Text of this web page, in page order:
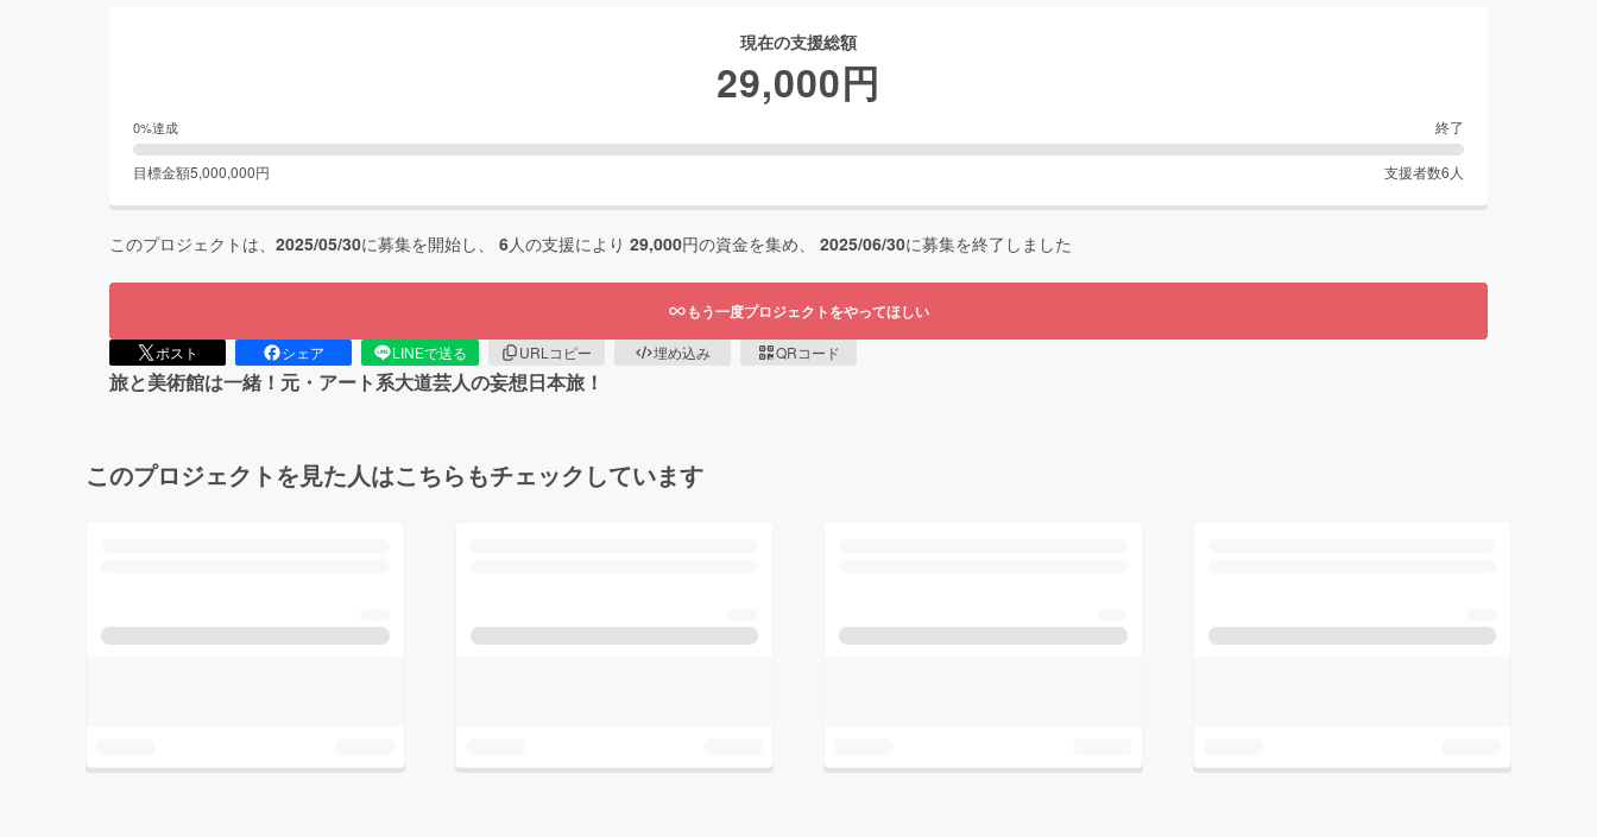
現在の支援総額
29,000円
0%達成 終了
目標金額5,000,000円 支援者数6 人
このプロジェクトは、 2025/05/30に募集を開始し、 6人の支援により 29,000円の資金を集め、 2025/06/30に募集を終了しました
もう一度プロジェクトをやってほしい
ポスト シェア LINEで送る URLコピー 埋め込み QRコード
旅と美術館は一緒！元・アート系大道芸人の妄想日本旅！
このプロジェクトを見た人はこちらもチェックしています